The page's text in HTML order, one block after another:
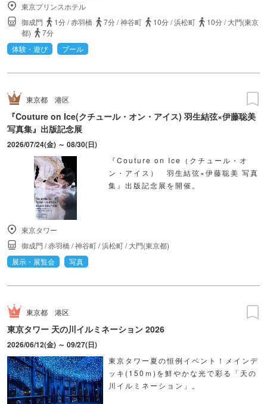
東京プリンスホテル
御成門
1分/赤羽橋 7分/神谷町 10分/浜松町 10分/大門(東京
都)
7分
体験・遊び
プール
東京都 港区
『Couture on Ice(クチュール・オン・アイス) 羽生結弦×伊藤聡美
写真集』出版記念展
2026/07/24(金) ～ 08/30(日)
『Couture on Ice（クチュール・オ
ン・アイス） 羽生結弦×伊藤聡美 写真
集』出版記念展を開催。
東京タワー
御成門 /赤羽橋/神谷町/浜松町/大門(東京都)
展示・展覧会
写真
東京都 港区
東京タワー 天の川イルミネーション 2026
2026/06/12(金) ～ 09/27(日)
東京タワー夏の恒例イベント！メインデ
ッキ(150ｍ)を鮮やかな光で彩る「天の
川イルミネーション」。